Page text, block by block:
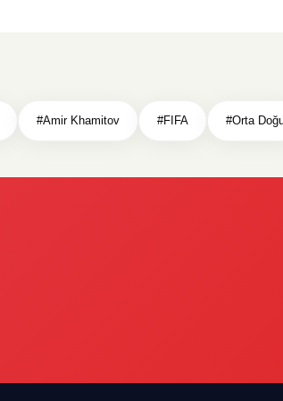
#Amir Khamitov #FIFA #Orta